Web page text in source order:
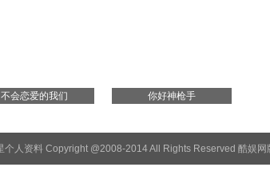
不会恋爱的我们 你好神枪手
个人资料 Copyright @2008-2014 All Rights Reserved 酷娱网